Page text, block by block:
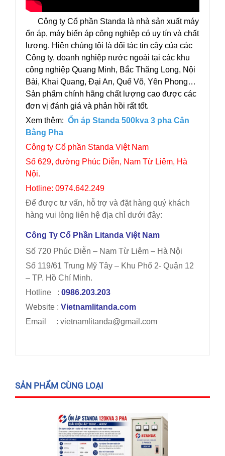
Công ty Cổ phần Standa là nhà sản xuất máy
ổn áp, máy biến áp công nghiệp có uy tín và chất
lượng. Hiện chúng tôi là đối tác tin cậy của các
Công ty, doanh nghiệp nước ngoài tại các khu
công nghiệp Quang Minh, Bắc Thăng Long, Nội
Bài, Khai Quang, Đại An, Quế Võ, Yên Phong…
Sản phẩm chính hãng chất lượng cao được các
đơn vị đánh giá và phản hồi rất tốt.
Xem thêm: Ổn áp Standa 500kva 3 pha Cân
Bằng Pha
Công ty Cổ phần Standa Việt Nam
Số 629, đường Phúc Diễn, Nam Từ Liêm, Hà
Nội.
Hotline: 0974.642.249
Để được tư vấn, hỗ trợ và đặt hàng quý khách
hàng vui lòng liên hệ địa chỉ dưới đây:
Công Ty Cổ Phần Litanda Việt Nam
Số 720 Phúc Diễn – Nam Từ Liêm – Hà Nội
Số 119/61 Trung Mỹ Tây – Khu Phố 2- Quận 12
– TP. Hồ Chí Minh.
Hotline : 0986.203.203
Website : Vietnamlitanda.com
Email : vietnamlitanda@gmail.com
SẢN PHẨM CÙNG LOẠI